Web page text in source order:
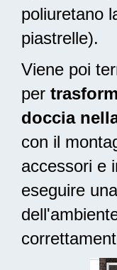
poliuretano
piastrelle).
Viene poi
per
doccia
con il
accessori e
eseguire